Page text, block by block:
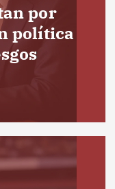
por
política